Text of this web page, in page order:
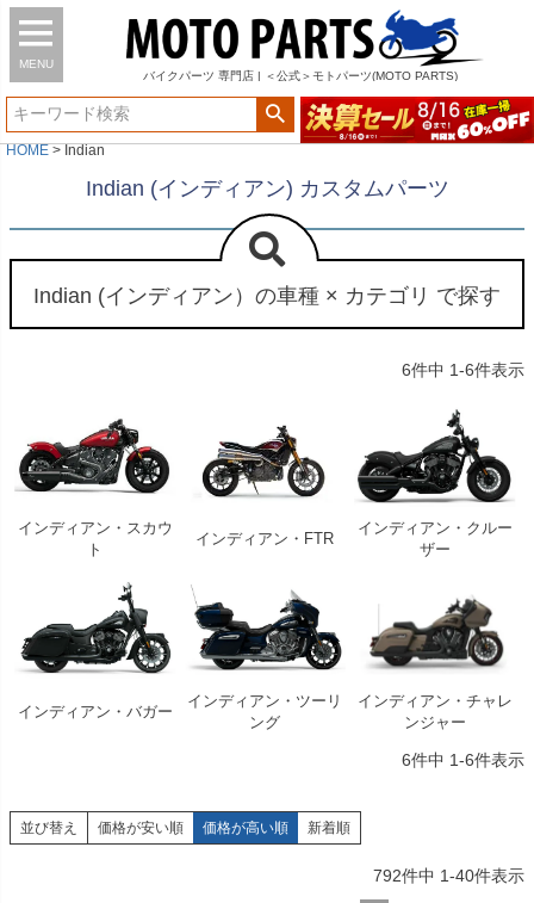
MENU
バイク パーツ 専門店 | ＜公式＞モトパーツ(MOTO PARTS)
HOME Indian
Indian (インディアン) カスタムパーツ
Indian (インディアン）の車種 × カテゴリ で探す
6件中 1-6件表示
インディアン・スカウ
ト
インディアン・FTR
インディアン・クルー
ザー
インディアン・バガー
インディアン・ツーリ
ング
インディアン・チャレ
ンジャー
6件中 1-6件表示
並び替え 価格が安い順 価格が高い順 新着順
792件中 1-40件表示